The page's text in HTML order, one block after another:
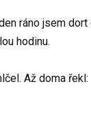
ráno jsem
hodinu.
Až doma řekl: